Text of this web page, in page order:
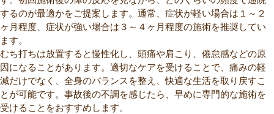
するのが最適かをご提案します。通常、症状が軽い場合は１～２
ヶ月程度、症状が強い場合は３～４ヶ月程度の施術を推奨してい
ます。
むち打ちは放置すると慢性化し、頭痛や肩こり、倦怠感などの原
因になることがあります。適切なケアを受けることで、痛みの軽
減だけでなく、全身のバランスを整え、快適な生活を取り戻すこ
とが可能です。事故後の不調を感じたら、早めに専門的な施術を
受けることをおすすめします。